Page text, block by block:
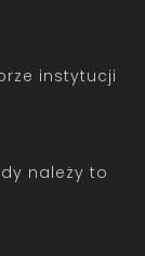
instytucji
należy to